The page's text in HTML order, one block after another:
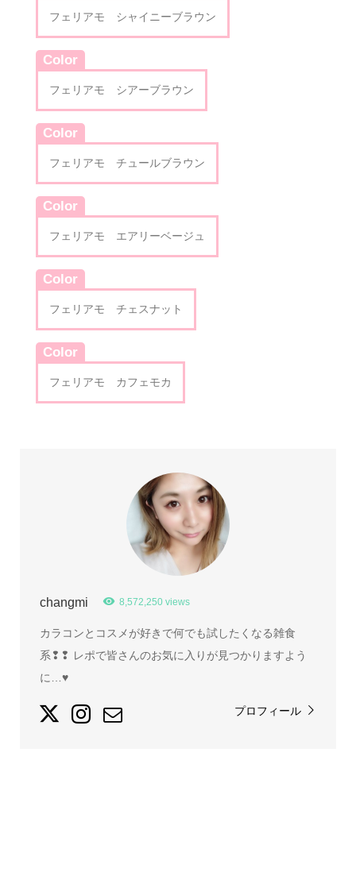
フェリアモ シャイニーブラウン
Color
フェリアモ シアーブラウン
Color
フェリアモ チュールブラウン
Color
フェリアモ エアリーベージュ
Color
フェリアモ チェスナット
Color
フェリアモ カフェモカ
changmi 8,572,250 views
カラコンとコスメが好きで何でも試したくなる雑食
系❢❢ レポで皆さんのお気に入りが見つかりますよう
に…♥
プロフィール